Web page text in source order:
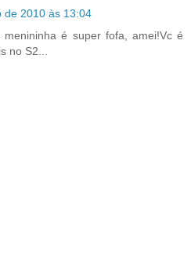
de 2010 às 13:04
menininha é super fofa, amei!Vc é
no S2...